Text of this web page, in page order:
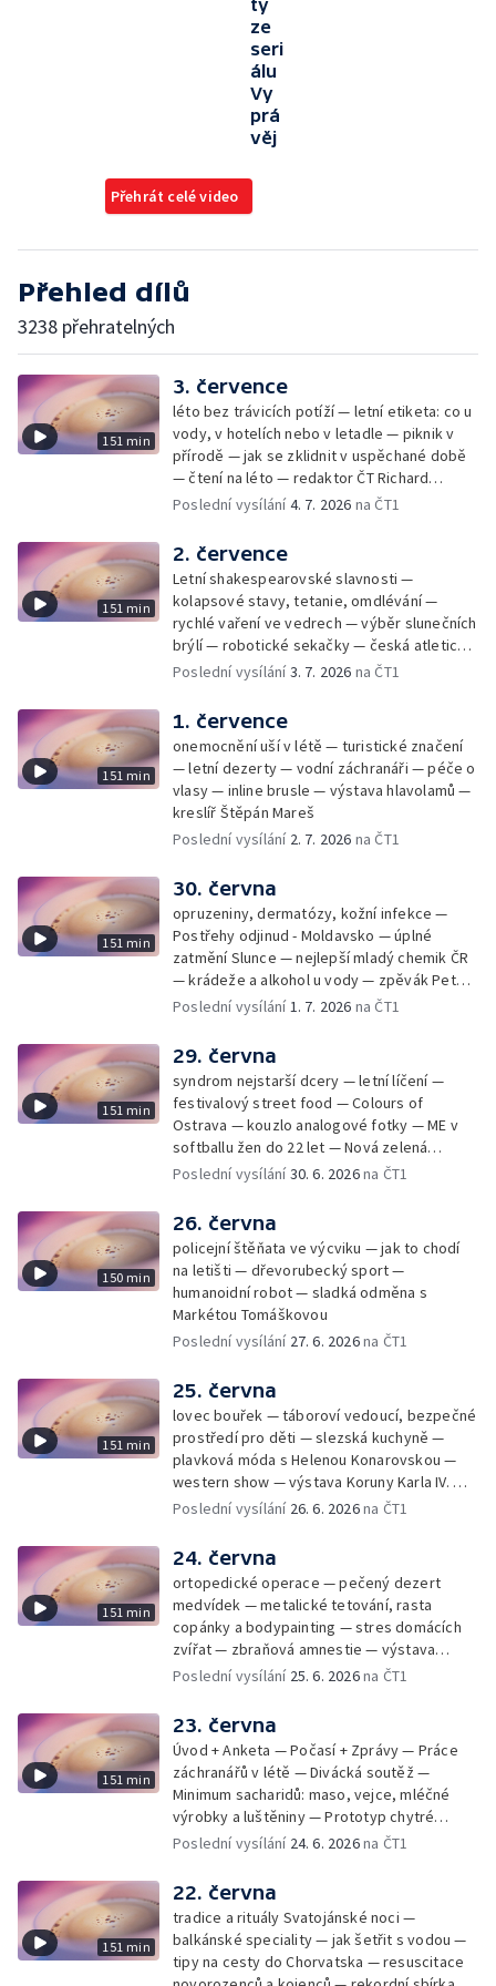
ty
ze
seri
álu
Vy
prá
věj
Přehrát celé video
Přehled dílů
3238 přehratelných
151 min
3. července
léto bez trávicích potíží — letní etiketa: co u
vody, v hotelích nebo v letadle — piknik v
přírodě — jak se zklidnit v uspěchané době
— čtení na léto — redaktor ČT Richard
Samko
Poslední vysílání4. 7. 2026 na ČT1
151 min
2. července
Letní shakespearovské slavnosti —
kolapsové stavy, tetanie, omdlévání —
rychlé vaření ve vedrech — výběr slunečních
brýlí — robotické sekačky — česká atletická
rekordmanka — psí seriál: výmarský
Poslední vysílání3. 7. 2026 na ČT1
151 min
1. července
onemocnění uší v létě — turistické značení
— letní dezerty — vodní záchranáři — péče o
vlasy — inline brusle — výstava hlavolamů —
kreslíř Štěpán Mareš
Poslední vysílání 2. 7. 2026 na ČT1
151 min
30. června
opruzeniny, dermatózy, kožní infekce —
Postřehy odjinud - Moldavsko — úplné
zatmění Slunce — nejlepší mladý chemik ČR
— krádeže a alkohol u vody — zpěvák Peter
Cmorik
Poslední vysílání1. 7. 2026 na ČT1
151 min
29. června
syndrom nejstarší dcery — letní líčení —
festivalový street food — Colours of
Ostrava — kouzlo analogové fotky — ME v
softballu žen do 22 let — Nová zelená
úsporám — Global Teacher Prize Czech
Poslední vysílání30. 6. 2026na ČT1
150 min
26. června
policejní štěňata ve výcviku — jak to chodí
na letišti — dřevorubecký sport —
humanoidní robot — sladká odměna s
Markétou Tomáškovou
Poslední vysílání 27. 6. 2026na ČT1
151 min
25. června
lovec bouřek — táboroví vedoucí, bezpečné
prostředí pro děti — slezská kuchyně —
plavková móda s Helenou Konarovskou —
western show — výstava Koruny Karla IV. —
mladý lezecký fenomén Josef Šindel
Poslední vysílání 26. 6. 2026na ČT1
151 min
24. června
ortopedické operace — pečený dezert
medvídek — metalické tetování, rasta
copánky a bodypainting — stres domácích
zvířat — zbraňová amnestie — výstava
mikrofotografií rostlin — fenomenální
Poslední vysílání 25. 6. 2026na ČT1
151 min
23. června
Úvod + Anketa — Počasí + Zprávy — Práce
záchranářů v létě — Divácká soutěž —
Minimum sacharidů: maso, vejce, mléčné
výrobky a luštěniny — Prototyp chytré
vložky do bot pro běžce — Anketa +
záchranářů v létě — Divácká soutěž —
Minimum sacharidů: maso, vejce, mléčné
výrobky a luštěniny — Jak se udržet v
kondici v létě bez posilovny — Prototyp
chytré vložky do bot pro běžce — Anketa +
Poslední vysílání 24. 6. 2026na ČT1
151 min
22. června
tradice a rituály Svatojánské noci —
balkánské speciality — jak šetřit s vodou —
tipy na cesty do Chorvatska — resuscitace